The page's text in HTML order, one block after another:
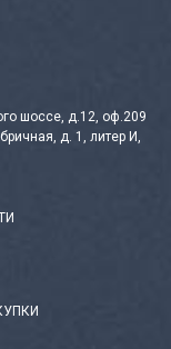
шоссе, д.12, оф.209
д. 1, литер И,